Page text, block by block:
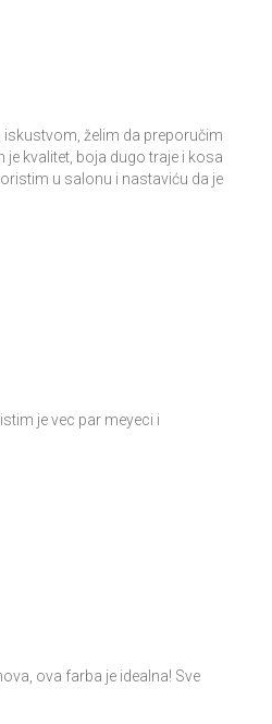
želim da preporučim
je kvalitet, boja dugo traje i kosa
u salonu i nastaviću da je
je vec par meyeci i
ova farba je idealna! Sve